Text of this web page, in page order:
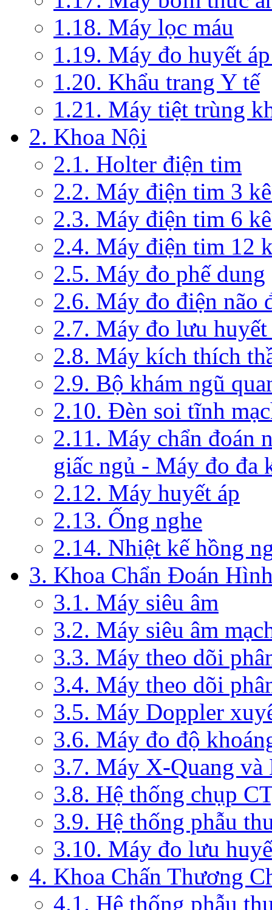
1.18. Máy lọc máu
1.19. Máy đo huyết
1.20. Khẩu trang Y tế
1.21. Máy tiệt trùng
2. Khoa Nội
2.1. Holter điện tim
2.2. Máy điện tim 3
2.3. Máy điện tim 6
2.4. Máy điện tim 12
2.5. Máy đo phế dung
2.6. Máy đo điện não
2.7. Máy đo lưu
2.8. Máy kích thích
2.9. Bộ khám ngũ
2.10. Đèn soi tĩnh
2.11. Máy chẩn đoán
giấc ngủ - Máy đo đa
2.12. Máy huyết áp
2.13. Ống nghe
2.14. Nhiệt kế hồng
3. Khoa Chẩn Đoán
3.1. Máy siêu âm
3.2. Máy siêu âm
3.3. Máy theo dõi
3.4. Máy theo dõi
3.5. Máy Doppler
3.6. Máy đo độ
3.7. Máy X-Quang
3.8. Hệ thống chụp
3.9. Hệ thống phẫu
3.10. Máy đo lưu
4. Khoa Chấn Thương
4.1. Hệ thống phẫu